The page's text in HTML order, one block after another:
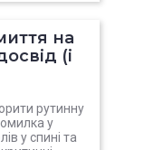
на
(і
рутинну
у
у спині та